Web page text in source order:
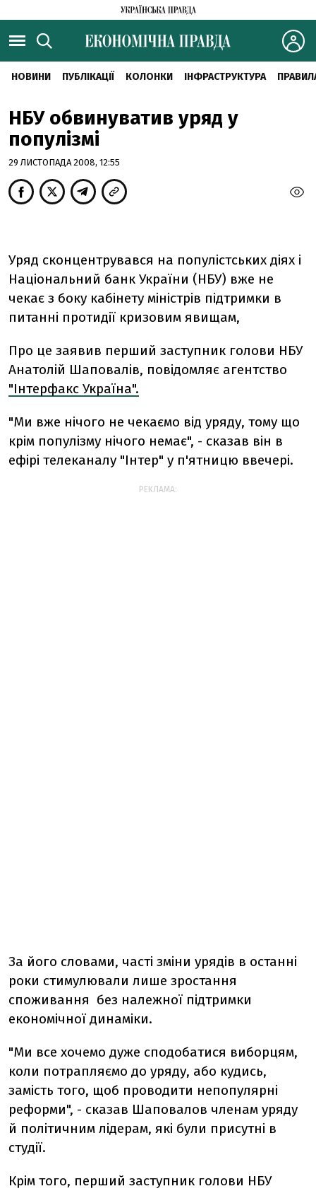
НОВИНИ ПУБЛІКАЦІЇ КОЛОНКИ ІНФРАСТРУКТУРА
НБУ обвинуватив уряд у
популізмі
29 ЛИСТОПАДА 2008, 12:55
Уряд сконцентрувався на популістських діях і
Національний банк України (НБУ) вже не
чекає з боку кабінету міністрів підтримки в
питанні протидії кризовим явищам,
Про це заявив перший заступник голови НБУ
Анатолій Шаповалів, повідомляє агентство
"Інтерфакс Україна".
"Ми вже нічого не чекаємо від уряду, тому що
крім популізму нічого немає", - сказав він в
ефірі телеканалу "Інтер" у п'ятницю ввечері.
РЕКЛАМА:
За його словами, часті зміни урядів в останні
роки стимулювали лише зростання
споживання без належної підтримки
економічної динаміки.
"Ми все хочемо дуже сподобатися виборцям,
коли потрапляємо до уряду, або кудись,
замість того, щоб проводити непопулярні
реформи", - сказав Шаповалов членам уряду
й політичним лідерам, які були присутні в
студії.
Крім того, перший заступник голови НБУ